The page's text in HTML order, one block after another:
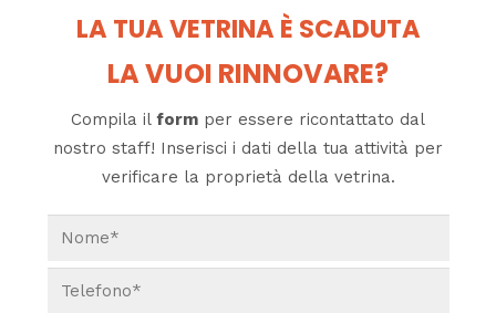
LA TUA VETRINA È SCADUTA
LA VUOI RINNOVARE?
Compila il form per essere ricontattato dal
nostro staff! Inserisci i dati della tua attività per
verificare la proprietà della vetrina.